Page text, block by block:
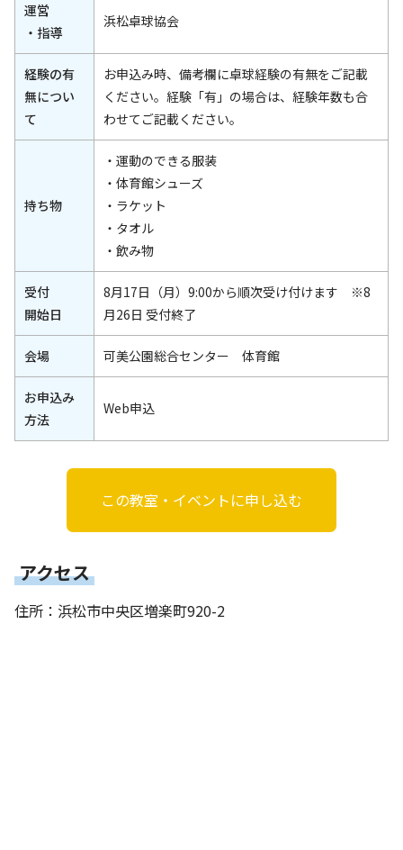
運営
・指導
浜松卓球協会
経験の有
無につい
て
お申込み時、備考欄に卓球経験の有無をご記載
ください。経験「有」の場合は、経験年数も合
わせてご記載ください。
持ち物
・運動のできる服装
・体育館シューズ
・ラケット
・タオル
・飲み物
受付
開始日
8月17日（月）9:00から順次受け付けます ※8
月26日 受付終了
会場 可美公園総合センター 体育館
お申込み
方法
Web申込
この教室・イベントに申し込む
アクセス
住所：浜松市中央区増楽町920-2